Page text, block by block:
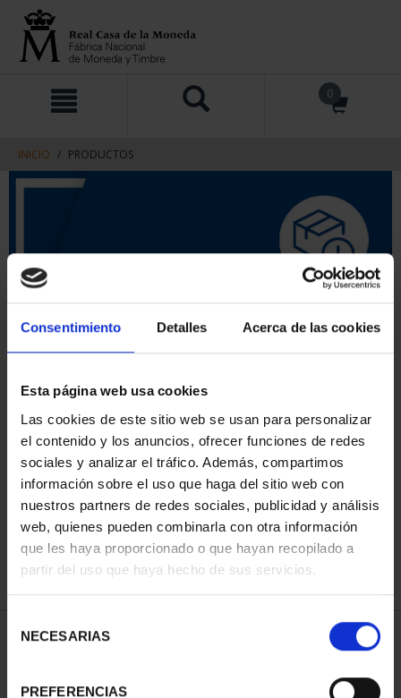
Consentimiento Detalles Acerca de las cookies
Esta página web usa cookies
Las cookies de este sitio web se usan para personalizar
el contenido y los anuncios, ofrecer funciones de redes
sociales y analizar el tráfico. Además, compartimos
información sobre el uso que haga del sitio web con
nuestros partners de redes sociales, publicidad y análisis
web, quienes pueden combinarla con otra información
que les haya proporcionado o que hayan recopilado a
partir del uso que haya hecho de sus servicios.
NECESARIAS
PREFERENCIAS
contenido
navegacin
0
INICIO PRODUCTOS
ORDENAR POR:
REFINAR
1 Productos encontrados